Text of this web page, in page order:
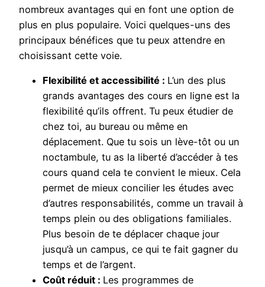
nombreux avantages qui en font une option de
plus en plus populaire. Voici quelques-uns des
principaux bénéfices que tu peux attendre en
choisissant cette voie.
Flexibilité et accessibilité : L’un des plus
grands avantages des cours en ligne est la
flexibilité qu’ils offrent. Tu peux étudier de
chez toi, au bureau ou même en
déplacement. Que tu sois un lève-tôt ou un
noctambule, tu as la liberté d’accéder à tes
cours quand cela te convient le mieux. Cela
permet de mieux concilier les études avec
d’autres responsabilités, comme un travail à
temps plein ou des obligations familiales.
Plus besoin de te déplacer chaque jour
jusqu’à un campus, ce qui te fait gagner du
temps et de l’argent.
Coût réduit : Les programmes de